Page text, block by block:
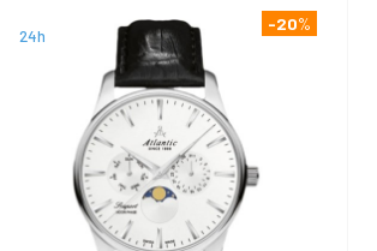
24h
-20%